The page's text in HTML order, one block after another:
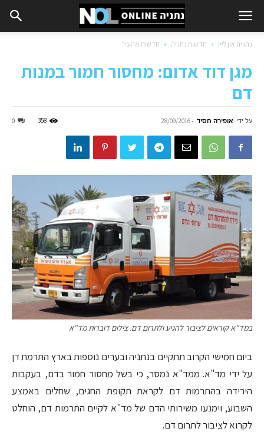
נתניה און ליין חדשות נתניה חדשות מהעיר
מגן דוד אדום: מחסור חמור במנות
דם
על ידי אופירה חסיד -
28/09/2016
0 358
במד"א קוראים לציבור להגיע ולתרום דם. צילום דוברות מד"א
ביום חמישי הקרוב תתקיים בנתניה ובערים נוספות בארץ התרמת דן
על ידי מד"א. ממד"א נמסר, כי בשל מחסור חמור בדם, בעקבות
הירידה בהתרמות דם לקראת תקופת החגים, שחלים באמצע
השבוע, וימנעו משירותי הדם של מד"א לקיים התרמות דם, הוחלט
לקרוא לציבור לתרום דם.